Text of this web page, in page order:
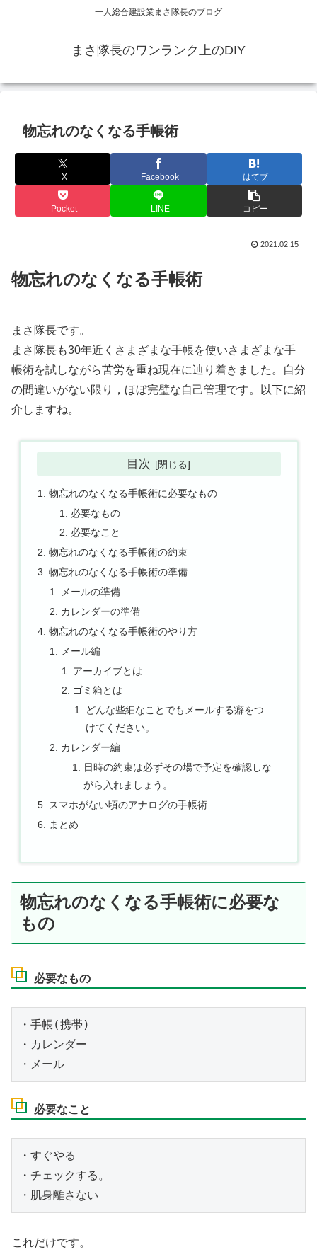
一人総合建設業まさ隊長のブログ
まさ隊長のワンランク上のDIY
物忘れのなくなる手帳術
X Facebook はてブ
Pocket LINE コピー
2021.02.15
物忘れのなくなる手帳術
まさ隊長です。
まさ隊長も30年近くさまざまな手帳を使いさまざまな手
帳術を試しながら苦労を重ね現在に辿り着きました。自分
の間違いがない限り，ほぼ完璧な自己管理です。以下に紹
介しますね。
目次
物忘れのなくなる手帳術に必要なもの
必要なもの
必要なこと
物忘れのなくなる手帳術の約束
物忘れのなくなる手帳術の準備
メールの準備
カレンダーの準備
物忘れのなくなる手帳術のやり方
メール編
アーカイブとは
ゴミ箱とは
どんな些細なことでもメールする癖をつ
けてください。
カレンダー編
日時の約束は必ずその場で予定を確認しな
がら入れましょう。
スマホがない頃のアナログの手帳術
まとめ
物忘れのなくなる手帳術に必要な
もの
必要なもの
・手帳(携帯)
・カレンダー
・メール
必要なこと
・すぐやる
・チェックする。
・肌身離さない
これだけです。